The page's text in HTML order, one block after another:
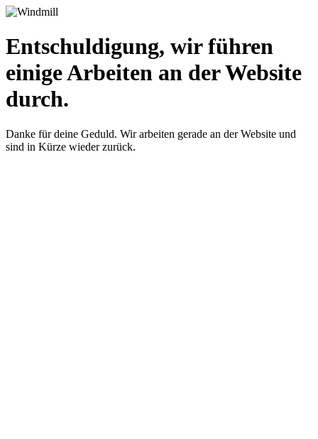
Entschuldigung, wir führen
einige Arbeiten an der Website
durch.
Danke für deine Geduld. Wir arbeiten gerade an der Website und
sind in Kürze wieder zurück.